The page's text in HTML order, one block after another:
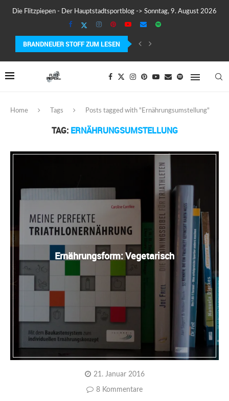
Die Flitzpiepen - Der Hauptstadtsportblog -> Sonntag, 9. August 2026
BRANDNEUER STOFF ZUM LESEN
COROS PACE 4 IM TEST – LEICHT, SCHNELL...
Home Tags Posts tagged with "Ernährungsumstellung"
TAG: ERNÄHRUNGSUMSTELLUNG
Ernährungsform: Vegetarisch
21. Januar 2016
8 Kommentare